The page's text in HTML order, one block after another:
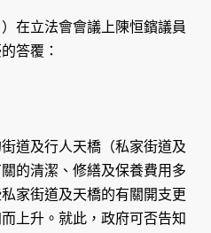
立法會會議上陳恒鑌議員
答覆：
及行人天橋（私家街道及
的清潔、修繕及保養費用多
家街道及天橋的有關開支更
上升。就此，政府可否告知